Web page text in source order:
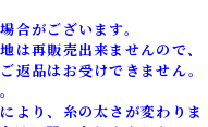
合がございます。
は再販売出来ませんので、
返品はお受けできません。
より、糸の太さが変わりま